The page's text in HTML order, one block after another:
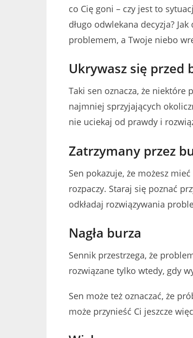
co Cię goni – czy jest to
długo odwlekana decyzja?
problemem, a Twoje niebo
Ukrywasz się przed
Taki sen oznacza, że
najmniej sprzyjających
nie uciekaj od prawdy i
Zatrzymany przez
Sen pokazuje, że możesz
rozpaczy. Staraj się poznać
odkładaj rozwiązywania
Nagła burza
Sennik przestrzega, że
rozwiązane tylko wtedy, gdy
Sen może też oznaczać, że
może przynieść Ci jeszcze